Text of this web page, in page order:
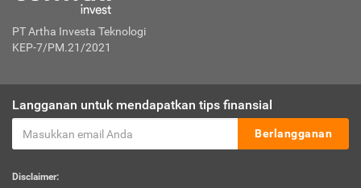
PT Artha Investa Teknologi
KEP-7/PM.21/2021
Langganan untuk mendapatkan tips finansial
Berlangganan
Disclaimer: